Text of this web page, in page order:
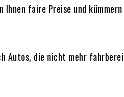
faire Preise und kümmern
Autos, die nicht mehr